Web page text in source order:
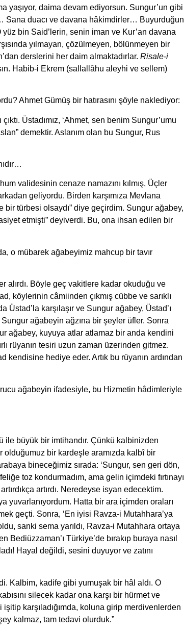
yaşıyor, daima devam ediyorsun. Sungur’un gibi
Sana duacı ve davana hâkimdirler… Buyurduğun
bin Said’lerin, senin iman ve Kur’an davana
yılmayan, çözülmeyen, bölünmeyen bir
derslerini her daim almaktadırlar. Risale-i
Habib-i Ekrem (sallallâhu aleyhi ve sellem)
Ahmet Gümüş bir hatırasını şöyle naklediyor:
Üstadımız, ‘Ahmet, sen benim Sungur’umu
demektir. Aslanım olan bu Sungur, Rus
validesinin cenaze namazını kılmış, Üçler
geliyordu. Birden karşımıza Mevlana
bir türbesi olsaydı” diye geçirdim. Sungur ağabey,
etmişti” deyiverdi. Bu, ona ihsan edilen bir
o mübarek ağabeyimiz mahcup bir tavır
alırdı. Böyle geç vakitlere kadar okuduğu ve
köylerinin câmiinden çıkmış cübbe ve sarıklı
karşılaşır ve Sungur ağabey, Üstad’ı
ağabeyin ağzına bir şeyler üfler. Sonra
ağabey, kuyuya atlar atlamaz bir anda kendini
rüyanın tesiri uzun zaman üzerinden gitmez.
kendisine hediye eder. Artık bu rüyanın ardından
ağabeyin ifadesiyle, bu Hizmetin hâdimleriyle
ile büyük bir imtihandır. Çünkü kalbinizden
bir kardeşle aramızda kalbî bir
bineceğimiz sırada: ‘Sungur, sen geri dön,
toz kondurmadım, ama gelin içimdeki fırtınayı
artırdı. Neredeyse isyan edecektim.
yuvarlanıyordum. Hatta bir ara içimden oraları
geçti. Sonra, ‘En iyisi Ravza-i Mutahhara’ya
sanki sema yarıldı, Ravza-i Mutahhara ortaya
Türkiye’de bırakıp buraya nasıl
Hayal değildi, sesini duyuyor ve zatını
Kalbim, kadife gibi yumuşak bir hâl aldı. O
silecek kadar ona karşı bir hürmet ve
karşıladığımda, koluna girip merdivenlerden
kalmaz, tam tedavi olurduk.”